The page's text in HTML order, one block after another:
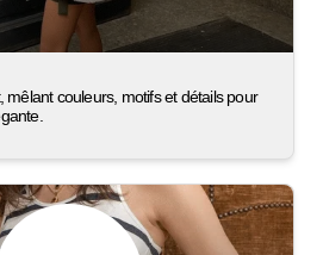
couleurs, motifs et détails pour